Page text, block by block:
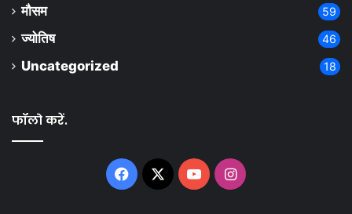
मौसम 59
ज्योतिष 46
Uncategorized 18
फॉलो करें.
Facebook
X YouTubeInstagram